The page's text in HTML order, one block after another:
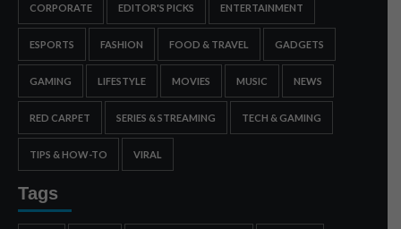
CORPORATE EDITOR'S PICKS ENTERTAINMENT
ESPORTS FASHION FOOD & TRAVEL GADGETS
GAMING LIFESTYLE MOVIES MUSIC NEWS
RED CARPET SERIES & STREAMING TECH & GAMING
TIPS & HOW-TO VIRAL
Tags